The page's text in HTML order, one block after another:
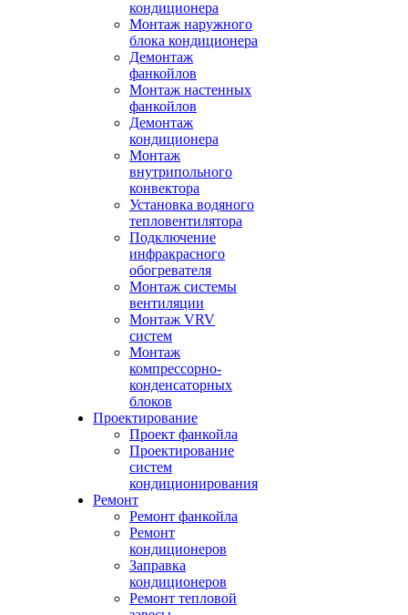
кондиционера
Монтаж наружного
блока кондиционера
Демонтаж
фанкойлов
Монтаж настенных
фанкойлов
Демонтаж
кондиционера
Монтаж
внутрипольного
конвектора
Установка водяного
тепловентилятора
Подключение
инфракрасного
обогревателя
Монтаж системы
вентиляции
Монтаж VRV
систем
Монтаж
компрессорно-
конденсаторных
блоков
Проектирование
Проект фанкойла
Проектирование
систем
кондиционирования
Ремонт
Ремонт фанкойла
Ремонт
кондиционеров
Заправка
кондиционеров
Ремонт тепловой